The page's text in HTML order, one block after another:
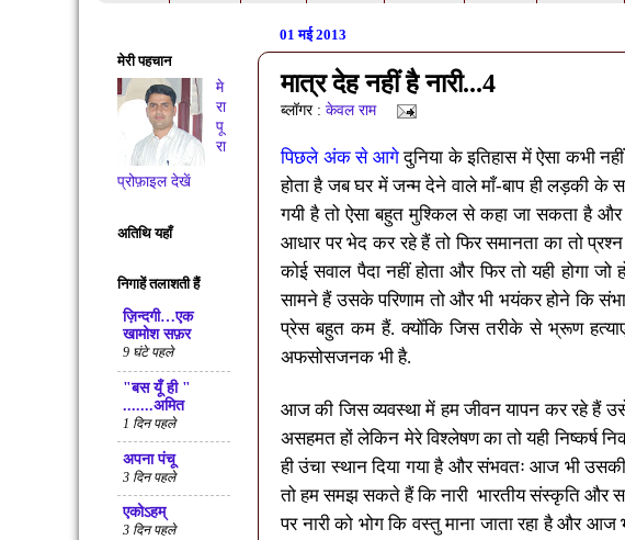
01 मई 2013
मात्र देह नहीं है नारी...4
ब्लॉगर : केवल राम
पिछले अंक से आगे दुनिया के इतिहास में ऐसा कभी
होता है जब घर में जन्म देने वाले माँ-बाप ही लड़की
गयी है तो ऐसा बहुत मुश्किल से कहा जा सकता है
आधार पर भेद कर रहे हैं तो फिर समानता का तो
कोई सवाल पैदा नहीं होता और फिर तो यही होगा जो
सामने हैं उसके परिणाम तो और भी भयंकर होने कि
प्रेस बहुत कम हैं. क्योँकि जिस तरीके से भ्रूण
अफसोसजनक भी है.
आज की जिस व्यवस्था में हम जीवन यापन कर रहे हैं
असहमत हों लेकिन मेरे विश्लेषण का तो यही निष्कर्ष
ही उंचा स्थान दिया गया है और संभवतः आज भी
तो हम समझ सकते हैं कि नारी भारतीय संस्कृति और
पर नारी को भोग कि वस्तु माना जाता रहा है और
मेरी पहचान
मे
रा
पू
रा
प्रोफ़ाइल देखें
अतिथि यहाँ
निगाहें तलाशती हैं
ज़िन्दगी…एक
खामोश सफ़र
9 घंटे पहले
"बस यूँ ही "
.......अमित
1 दिन पहले
अपना पंचू
3 दिन पहले
एकोऽहम्
3 दिन पहले